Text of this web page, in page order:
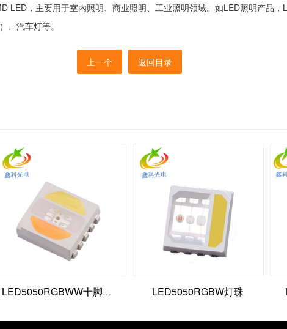
，主要用于室内照明、商业照明、工业照明领域。如LED照明产品，
、汽车灯等。
上一个 返回目录
LED5050RGBWW十脚灯珠 LED5050RGBW灯珠